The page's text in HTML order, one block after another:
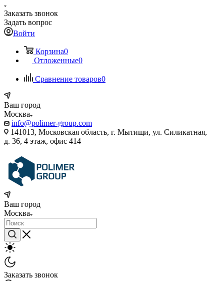
Заказать звонок
Задать вопрос
Войти
Корзина0
Отложенные0
Сравнение товаров0
Ваш город
Москва
info@polimer-group.com
141013, Московская область, г. Мытищи, ул. Силикатная,
д. 36, 4 этаж, офис 414
Ваш город
Москва
Заказать звонок